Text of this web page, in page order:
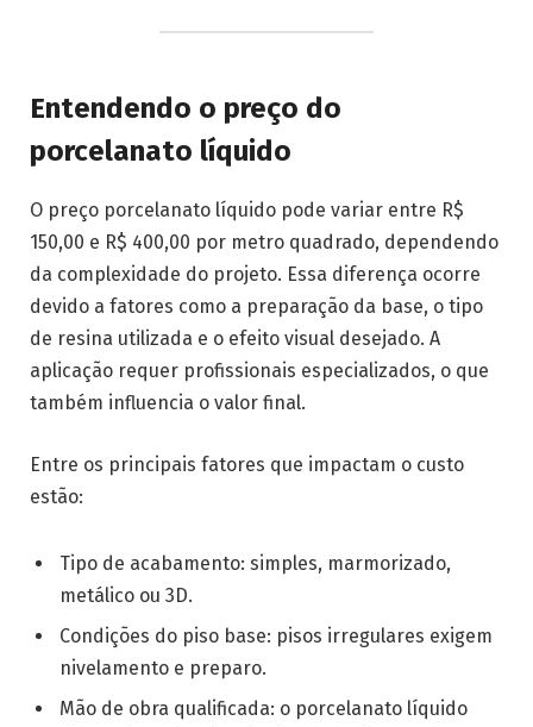
Entendendo o preço do
porcelanato líquido
O preço porcelanato líquido pode variar entre R$
150,00 e R$ 400,00 por metro quadrado, dependendo
da complexidade do projeto. Essa diferença ocorre
devido a fatores como a preparação da base, o tipo
de resina utilizada e o efeito visual desejado. A
aplicação requer profissionais especializados, o que
também influencia o valor final.
Entre os principais fatores que impactam o custo
estão:
Tipo de acabamento: simples, marmorizado,
metálico ou 3D.
Condições do piso base: pisos irregulares exigem
nivelamento e preparo.
Mão de obra qualificada: o porcelanato líquido